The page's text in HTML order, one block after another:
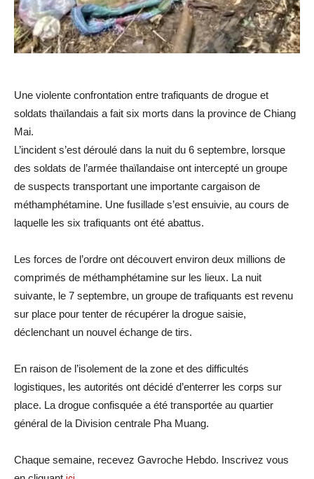
Une violente confrontation entre trafiquants de drogue et
soldats thaïlandais a fait six morts dans la province de Chiang
Mai.
L’incident s’est déroulé dans la nuit du 6 septembre, lorsque
des soldats de l’armée thaïlandaise ont intercepté un groupe
de suspects transportant une importante cargaison de
méthamphétamine. Une fusillade s’est ensuivie, au cours de
laquelle les six trafiquants ont été abattus.
Les forces de l’ordre ont découvert environ deux millions de
comprimés de méthamphétamine sur les lieux. La nuit
suivante, le 7 septembre, un groupe de trafiquants est revenu
sur place pour tenter de récupérer la drogue saisie,
déclenchant un nouvel échange de tirs.
En raison de l’isolement de la zone et des difficultés
logistiques, les autorités ont décidé d’enterrer les corps sur
place. La drogue confisquée a été transportée au quartier
général de la Division centrale Pha Muang.
Chaque semaine, recevez Gavroche Hebdo. Inscrivez vous